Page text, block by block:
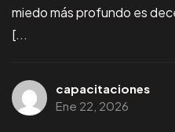
miedo más profundo es
[...
capacitaciones
Ene 22, 2026